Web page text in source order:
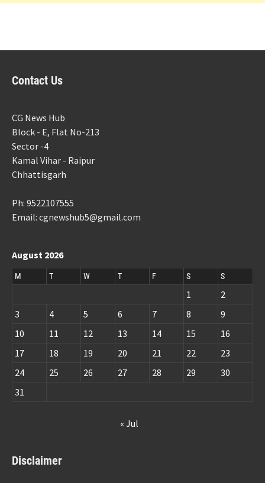
Contact Us
CG News Hub
Block - E, Flat No-213
Sector -4
Kamal Vihar - Raipur
Chhattisgarh
Ph: 9522107555
Email: cgnewshub5@gmail.com
August 2026
M T W T F S S
1
2
3
4 5 6 7 8
9
10
11 12 13 14 15
16
17
18 19 20 21 22
23
24
25 26 27 28 29
30
31
« Jul
Disclaimer